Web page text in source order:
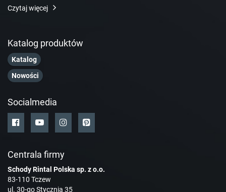
Czytaj więcej
Katalog produktów
Katalog
Nowości
Socialmedia
Centrala firmy
Schody Rintal Polska sp. z o.o.
83-110 Tczew
ul. 30-go Stycznia 35